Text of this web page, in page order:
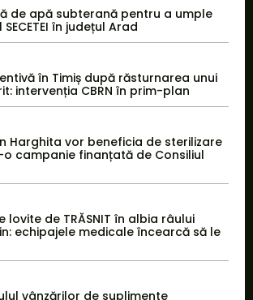
de apă subterană pentru a umple
în județul Arad
în Timiș după răsturnarea unui
intervenția CBRN în prim-plan
Harghita vor beneficia de sterilizare
campanie finanțată de Consiliul
lovite de TRĂSNIT în albia râului
echipajele medicale încearcă să le
vânzărilor de suplimente